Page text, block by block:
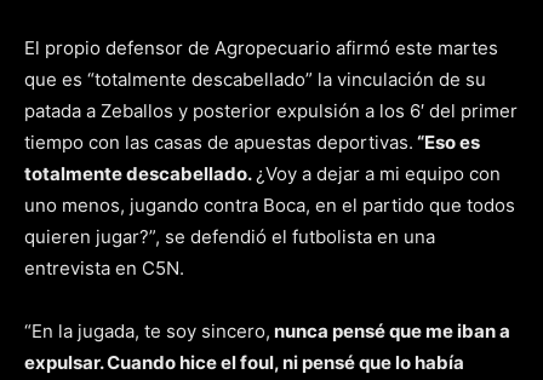
El propio defensor de Agropecuario afirmó este martes
que es “totalmente descabellado” la vinculación de su
patada a Zeballos y posterior expulsión a los 6′ del primer
tiempo con las casas de apuestas deportivas. “Eso es
totalmente descabellado. ¿Voy a dejar a mi equipo con
uno menos, jugando contra Boca, en el partido que todos
quieren jugar?”, se defendió el futbolista en una
entrevista en C5N.
“En la jugada, te soy sincero, nunca pensé que me iban a
expulsar. Cuando hice el foul, ni pensé que lo había